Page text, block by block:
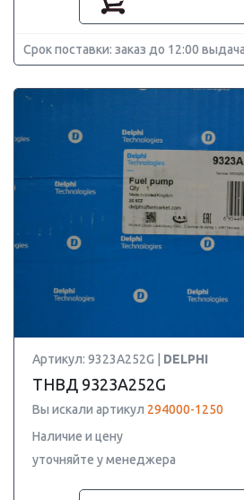
Срок поставки: заказ до 12:00
Артикул: 9323A252G | DELPHI
ТНВД 9323A252G
Вы искали артикул 294000-1250
Наличие и цену
уточняйте у менеджера